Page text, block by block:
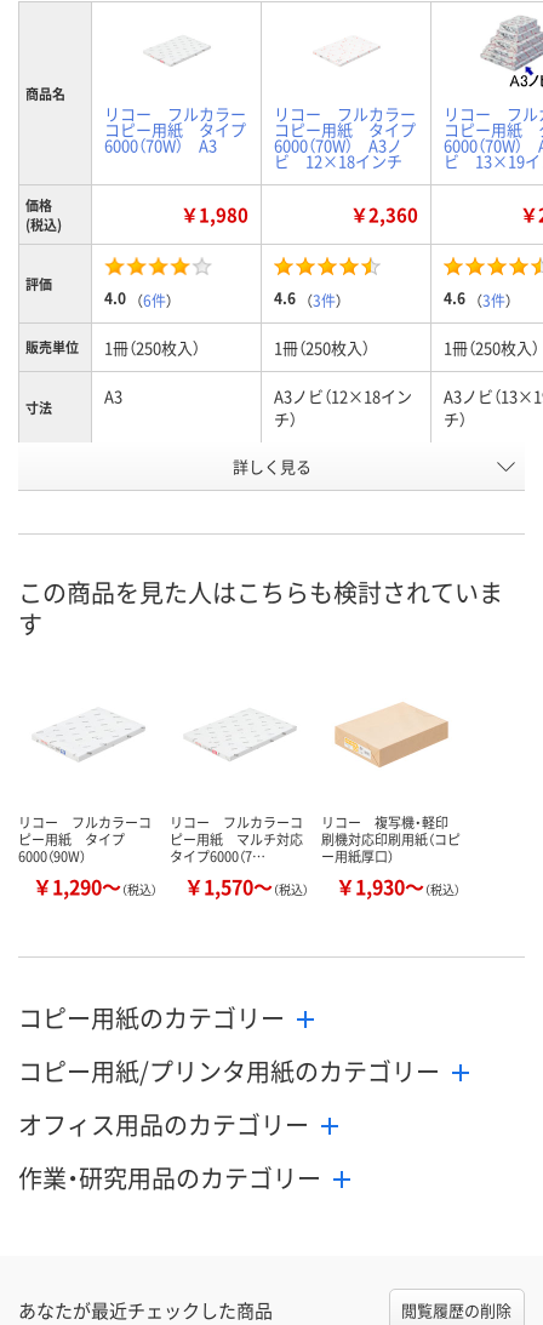
商品名
リコー フルカラー
コピー用紙 タイプ
6000（70W） A3
リコー フルカラー
コピー用紙 タイプ
6000（70W） A3ノ
ビ 12×18インチ
リコー フル
コピー用紙
6000（70W）
ビ 13×19イ
価格
(税込)
￥1,980 ￥2,360
評価
4.0 （6件） 4.6 （3件） 4.6 （3件）
販売単位 1冊（250枚入） 1冊（250枚入） 1冊（250枚入）
寸法 A3
A3ノビ（12×18イン
チ）
A3ノビ（
チ）
426134
8月7日（金）
詳しく見る
この商品を見た人はこちらも検討されていま
す
リコー フルカラーコ
ピー用紙 タイプ
6000（90W）
￥1,290～（税込）
リコー フルカラーコ
ピー用紙 マルチ対応
タイプ6000（7…
￥1,570～（税込）
リコー 複写機・軽印
刷機対応印刷用紙（コピ
ー用紙厚口）
￥1,930～（税込）
コピー用紙のカテゴリー
コピー用紙/プリンタ用紙のカテゴリー
オフィス用品のカテゴリー
作業・研究用品のカテゴリー
あなたが最近チェックした商品 閲覧履歴の削除